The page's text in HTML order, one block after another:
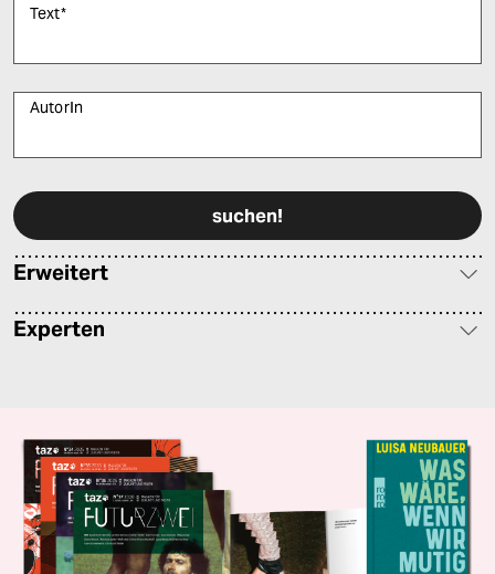
Text*
AutorIn
Erweitert
Experten